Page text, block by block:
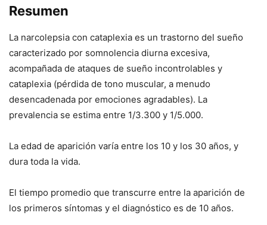
Resumen
La narcolepsia con cataplexia es un trastorno del sueño
caracterizado por somnolencia diurna excesiva,
acompañada de ataques de sueño incontrolables y
cataplexia (pérdida de tono muscular, a menudo
desencadenada por emociones agradables). La
prevalencia se estima entre 1/3.300 y 1/5.000.
La edad de aparición varía entre los 10 y los 30 años, y
dura toda la vida.
El tiempo promedio que transcurre entre la aparición de
los primeros síntomas y el diagnóstico es de 10 años.